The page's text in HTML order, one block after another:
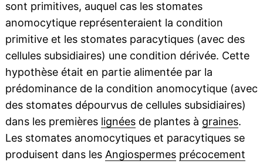
sont primitives, auquel cas les stomates
anomocytique représenteraient la condition
primitive et les stomates paracytiques (avec des
cellules subsidiaires) une condition dérivée. Cette
hypothèse était en partie alimentée par la
prédominance de la condition anomocytique (avec
des stomates dépourvus de cellules subsidiaires)
dans les premières lignéesde plantes à graines.
Les stomates anomocytiques et paracytiques se
produisent dans les Angiospermes précocement